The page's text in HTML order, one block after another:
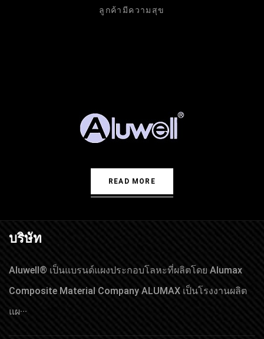
ลูกค้ามีความสุข
READ MORE
บริษัท
Aluwell® เป็นแบรนด์แผงประกอบโลหะที่ผลิตโดย Alumax
Composite Material Company ALUMAX เป็นโรงงานผลิต
แผ···